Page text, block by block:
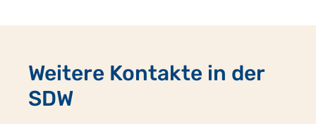
Weitere Kontakte in der
SDW